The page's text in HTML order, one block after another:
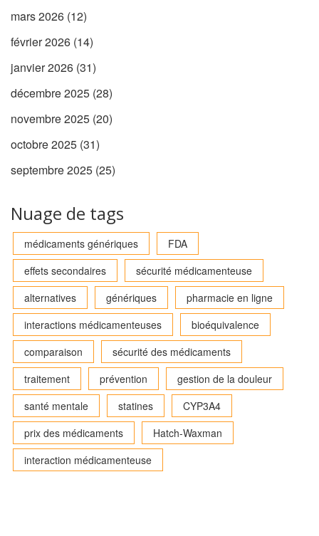
mars 2026 (12)
février 2026 (14)
janvier 2026 (31)
décembre 2025 (28)
novembre 2025 (20)
octobre 2025 (31)
septembre 2025 (25)
Nuage de tags
médicaments génériques
FDA
effets secondaires
sécurité médicamenteuse
alternatives
génériques
pharmacie en ligne
interactions médicamenteuses
bioéquivalence
comparaison
sécurité des médicaments
traitement
prévention
gestion de la douleur
santé mentale
statines
CYP3A4
prix des médicaments
Hatch-Waxman
interaction médicamenteuse